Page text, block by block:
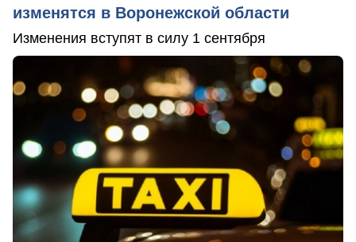
изменятся в Воронежской области
Изменения вступят в силу 1 сентября